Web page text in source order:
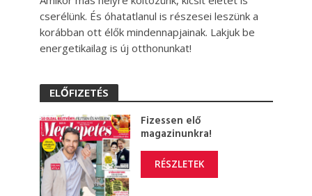
cserélünk. És óhatatlanul is részesei leszünk a
korábban ott élők mindennapjainak. Lakjuk be
energetikailag is új otthonunkat!
ELŐFIZETÉS
Fizessen elő
magazinunkra!
RÉSZLETEK